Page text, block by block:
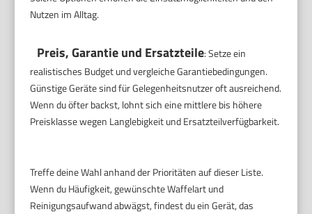
Nutzen im Alltag.
Preis, Garantie und Ersatzteile: Setze ein
realistisches Budget und vergleiche Garantiebedingungen.
Günstige Geräte sind für Gelegenheitsnutzer oft ausreichend.
Wenn du öfter backst, lohnt sich eine mittlere bis höhere
Preisklasse wegen Langlebigkeit und Ersatzteilverfügbarkeit.
Treffe deine Wahl anhand der Prioritäten auf dieser Liste.
Wenn du Häufigkeit, gewünschte Waffelart und
Reinigungsaufwand abwägst, findest du ein Gerät, das